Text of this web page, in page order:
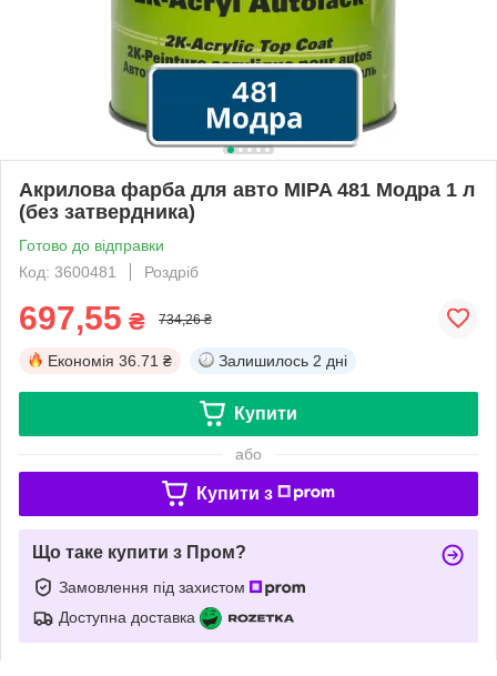
Акрилова фарба для авто MIPA 481 Модра 1 л
(без затвердника)
Готово до відправки
Код: 3600481
Роздріб
697,55 ₴ 734,26 ₴
Економія 36.71 ₴ Залишилось 2 дні
Купити
або
Купити з
Що таке купити з Пром?
Замовлення під захистом
Доступна доставка